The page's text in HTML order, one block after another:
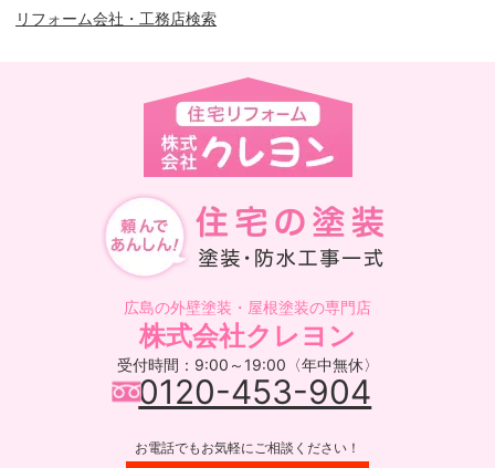
リフォーム会社・工務店検索
広島の外壁塗装・屋根塗装の専門店
株式会社クレヨン
受付時間：9:00～19:00〈年中無休〉
0120-453-904
お電話でもお気軽にご相談ください！